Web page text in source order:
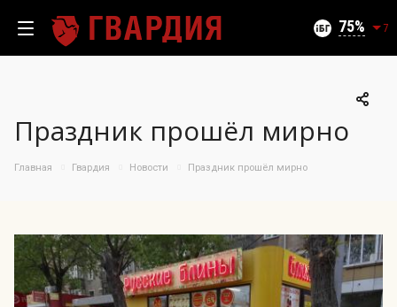
75 7
65
70
75
100
Праздник прошёл мирно
Главная Гвардия Новости Праздник прошёл мирно